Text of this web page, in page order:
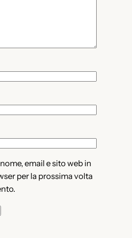
email e sito web in
per la prossima volta